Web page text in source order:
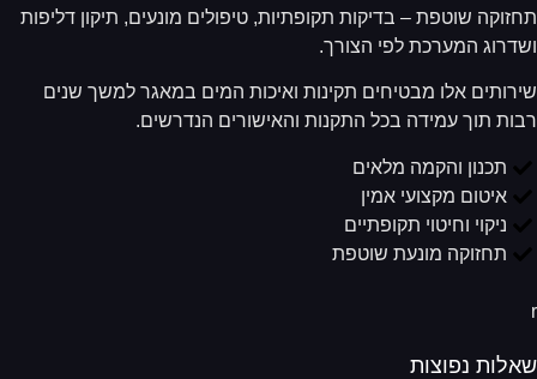
שוטפת – בדיקות תקופתיות, טיפולים מונעים, תיקון דליפות
המערכת לפי הצורך.
אלו מבטיחים תקינות ואיכות המים במאגר למשך שנים
תוך עמידה בכל התקנות והאישורים הנדרשים.
תכנון והקמה מלאים
איטום מקצועי אמין
ניקוי וחיטוי תקופתיים
תחזוקה מונעת שוטפת
נפוצות